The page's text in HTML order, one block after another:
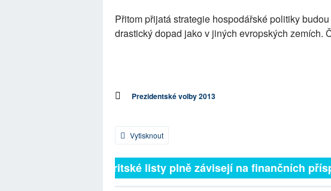
Přitom přijatá strategie hospodářské politiky
drastický dopad jako v jiných evropských zemích.
Prezidentské volby 2013
Vytisknout
Britské listy plně závisejí na finančních